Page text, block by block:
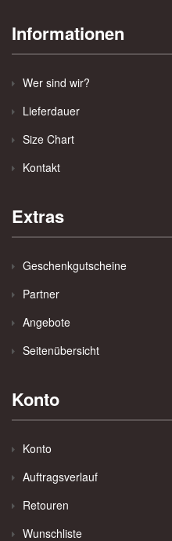
Informationen
Wer sind wir?
Lieferdauer
Size Chart
Kontakt
Extras
Geschenkgutscheine
Partner
Angebote
Seitenübersicht
Konto
Konto
Auftragsverlauf
Retouren
Wunschliste